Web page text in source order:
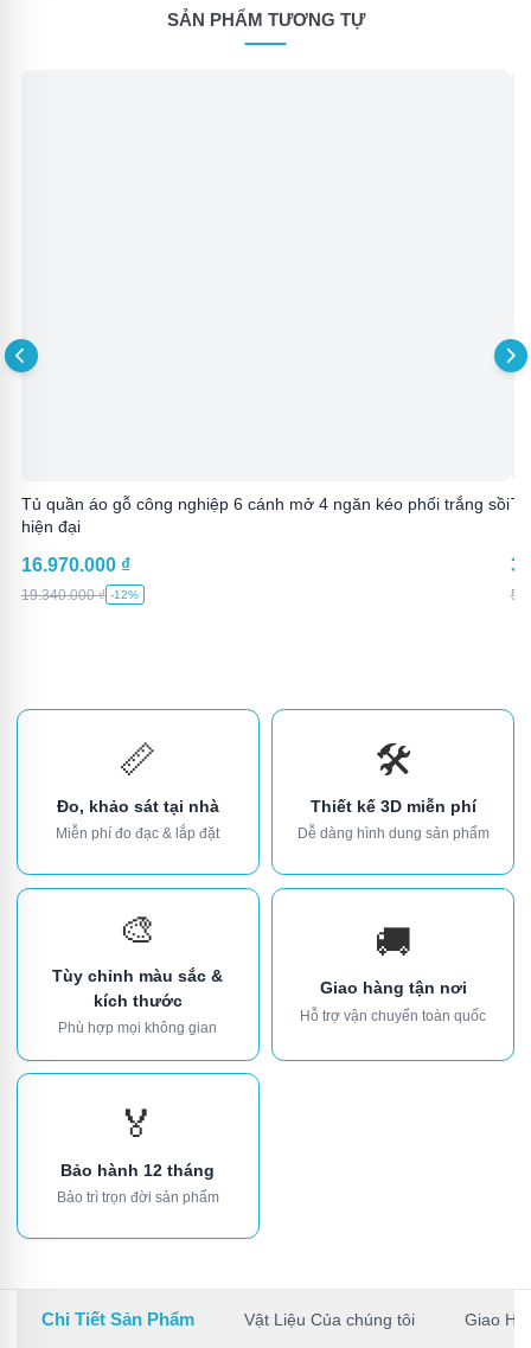
SẢN PHẨM TƯƠNG TỰ
Tủ quần áo gỗ công nghiệp 6 cánh mở 4 ngăn kéo phối trắng sồi
hiện đại
16.970.000 ₫
19.340.000₫ -12%
📏
Đo, khảo sát tại nhà
Miễn phí đo đạc & lắp đặt
🛠️
Thiết kế 3D miễn phí
Dễ dàng hình dung sản phẩm
🎨
Tùy chỉnh màu sắc &
kích thước
Phù hợp mọi không gian
🚚
Giao hàng tận nơi
Hỗ trợ vận chuyển toàn quốc
🏅
Bảo hành 12 tháng
Bảo trì trọn đời sản phẩm
Chi Tiết Sản Phẩm Vật Liệu Của chúng tôi Giao